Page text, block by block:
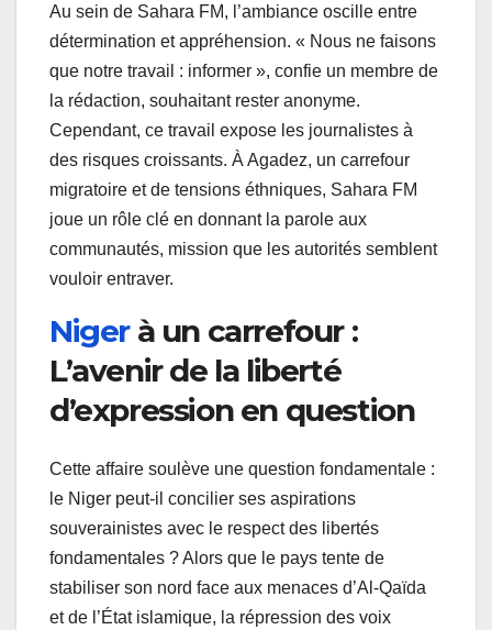
Au sein de Sahara FM, l’ambiance oscille entre
détermination et appréhension. « Nous ne faisons
que notre travail : informer », confie un membre de
la rédaction, souhaitant rester anonyme.
Cependant, ce travail expose les journalistes à
des risques croissants. À Agadez, un carrefour
migratoire et de tensions éthniques, Sahara FM
joue un rôle clé en donnant la parole aux
communautés, mission que les autorités semblent
vouloir entraver.
Nigerà un carrefour :
L’avenir de la liberté
d’expression en question
Cette affaire soulève une question fondamentale :
le Niger peut-il concilier ses aspirations
souverainistes avec le respect des libertés
fondamentales ? Alors que le pays tente de
stabiliser son nord face aux menaces d’Al-Qaïda
et de l’État islamique, la répression des voix